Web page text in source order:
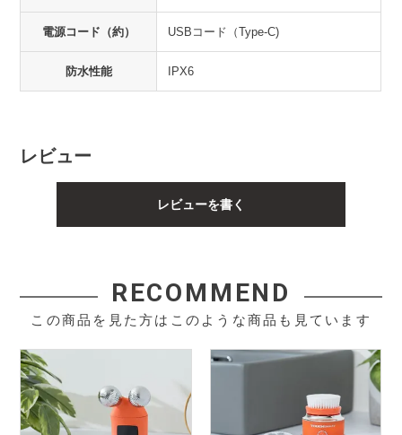
電源コード（約） USBコード（Type-C)
防水性能 IPX6
レビュー
レビューを書く
RECOMMEND
この商品を見た方はこのような商品も見ています